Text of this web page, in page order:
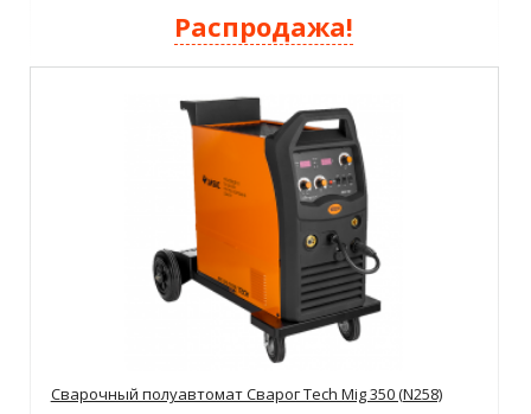
Распродажа!
Сварочный полуавтомат Сварог Tech Mig 350 (N258)